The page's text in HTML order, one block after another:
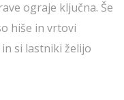
ograje ključna. Še
hiše in vrtovi
si lastniki želijo